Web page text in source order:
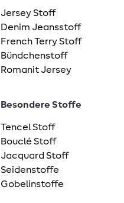
Jersey Stoff
Denim Jeansstoff
French Terry Stoff
Bündchenstoff
Romanit Jersey
Besondere Stoffe
Tencel Stoff
Bouclé Stoff
Jacquard Stoff
Seidenstoffe
Gobelinstoffe